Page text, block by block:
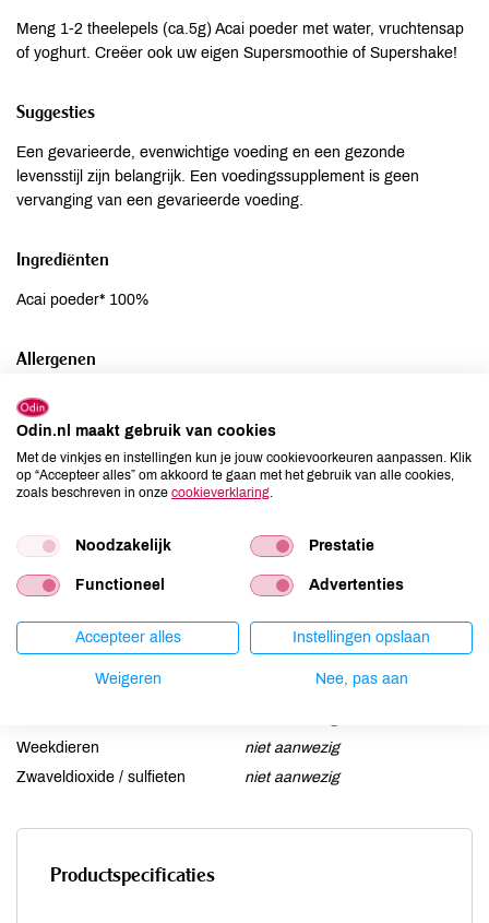
Meng 1-2 theelepels (ca.5g) Acai poeder met water, vruchtensap
of yoghurt. Creëer ook uw eigen Supersmoothie of Supershake!
Suggesties
Een gevarieerde, evenwichtige voeding en een gezonde
levensstijl zijn belangrijk. Een voedingssupplement is geen
vervanging van een gevarieerde voeding.
Ingrediënten
Acai poeder* 100%
Allergenen
Aardnoten
Ei
niet aanwezig
Gluten
niet aanwezig
Lactose
niet aanwezig
Mosterd
niet aanwezig
Noten
niet aanwezig
Selderij
niet aanwezig
Sesam
niet aanwezig
niet aanwezig
Weekdieren
niet aanwezig
Zwaveldioxide / sulfieten
niet aanwezig
Productspecificaties
Odin.nl maakt gebruik van cookies
Met de vinkjes en instellingen kun je jouw cookievoorkeuren aanpassen. Klik
op “Accepteer alles” om akkoord te gaan met het gebruik van alle cookies,
zoals beschreven in onze cookieverklaring
Noodzakelijk Prestatie
Functioneel Advertenties
Accepteer alles Instellingen opslaan
Weigeren Nee, pas aan